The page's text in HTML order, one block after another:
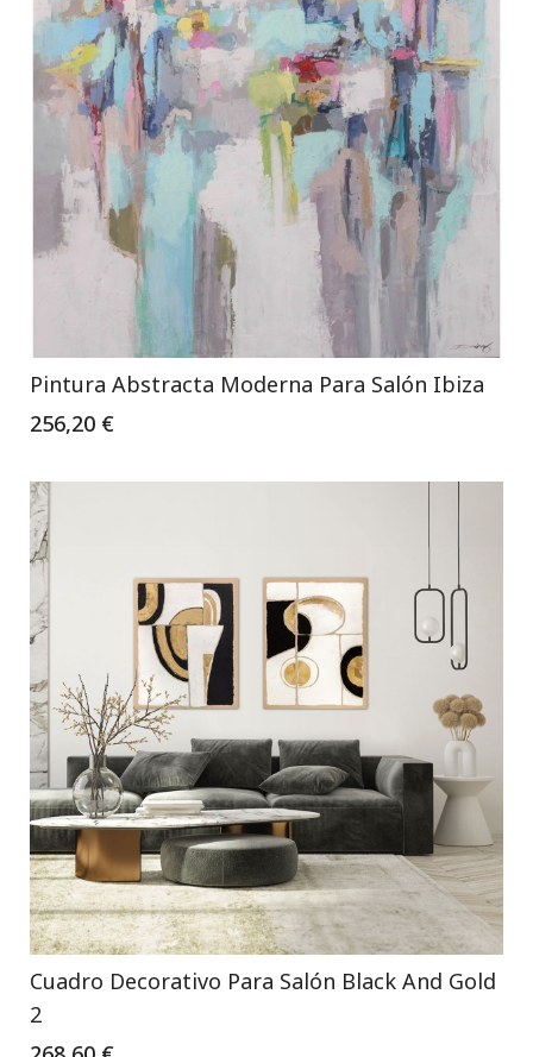
Pintura Abstracta Moderna Para Salón Ibiza
256,20 €
Cuadro Decorativo Para Salón Black And Gold
2